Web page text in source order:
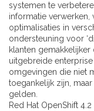
systemen te
informatie verwerken,
optimalisaties in
ondersteuning voor
klanten gemakkelijker
uitgebreide
omgevingen die niet
toegankelijk zijn,
gelden.
Red Hat OpenShift